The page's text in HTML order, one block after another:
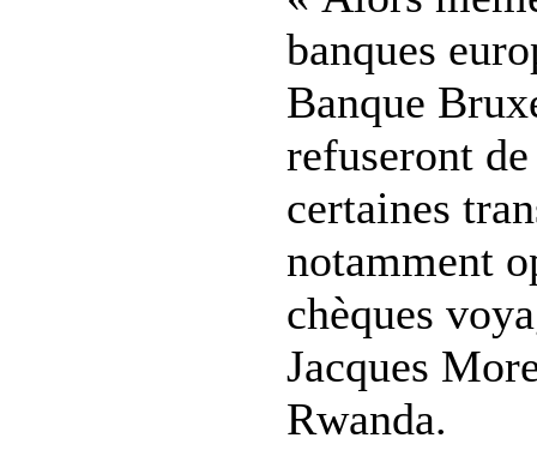
banques
Banque
refuseront
certaines
notamment
chèques
Jacques
Rwanda.